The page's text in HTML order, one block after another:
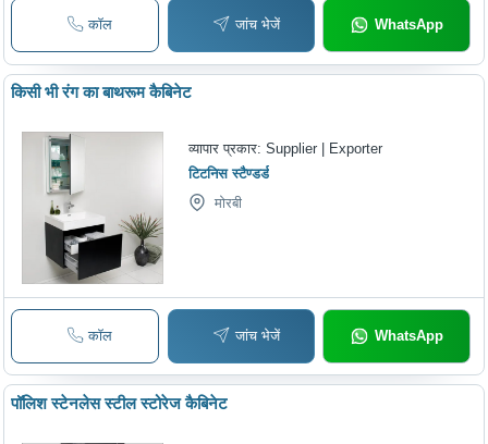
कॉल जांच भेजें WhatsApp
किसी भी रंग का बाथरूम कैबिनेट
व्यापार प्रकार:Supplier | Exporter
टिटनिस स्टैण्डर्ड
मोरबी
कॉल जांच भेजें WhatsApp
पॉलिश स्टेनलेस स्टील स्टोरेज कैबिनेट